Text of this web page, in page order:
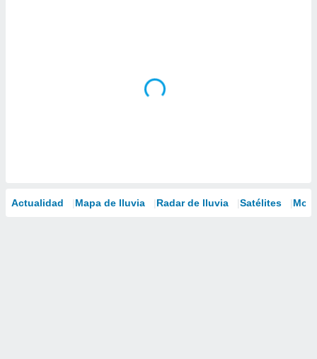
Actualidad Mapa de lluvia Radar de lluvia Satélites